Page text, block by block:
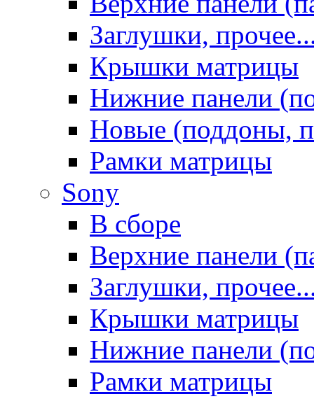
Заглушки,
Крышки матрицы
Нижние панели
Новые (поддоны,
Рамки матрицы
Sony
В сборе
Верхние панели
Заглушки,
Крышки матрицы
Нижние панели
Рамки матрицы